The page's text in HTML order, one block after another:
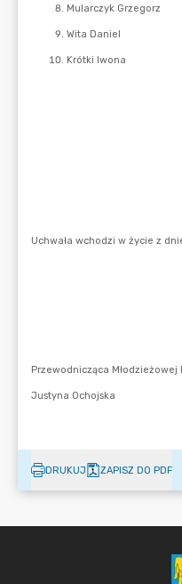
DRUKUJ ZAPISZ DO PDF